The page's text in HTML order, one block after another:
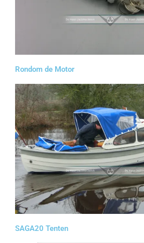
Rondom de Motor
SAGA20 Tenten